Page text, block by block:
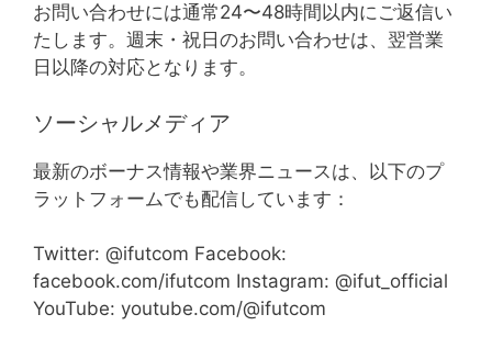
お問い合わせには通常24〜48時間以内にご返信い
たします。週末・祝日のお問い合わせは、翌営業
日以降の対応となります。
ソーシャルメディア
最新のボーナス情報や業界ニュースは、以下のプ
ラットフォームでも配信しています：
Twitter: @ifutcom Facebook:
facebook.com/ifutcom Instagram: @ifut_official
YouTube: youtube.com/@ifutcom